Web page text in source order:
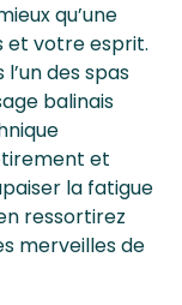
qu’une
et votre esprit.
des spas
balinais
et
la fatigue
ressortirez
merveilles de